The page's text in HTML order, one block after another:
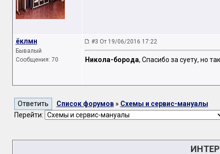
ёклмн
Бывалый
Сообщения: 70
#3 От 19/06/2016 17:22
Никола-борода, Спасибо за суету, но
Список форумов» Схемы и сервис-мануалы
Перейти: